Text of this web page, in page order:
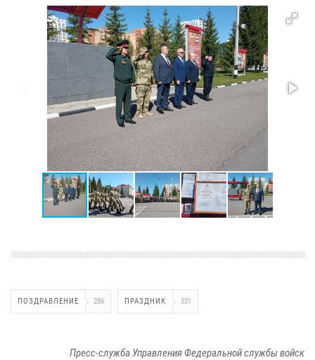
ПОЗДРАВЛЕНИЕ 286 ПРАЗДНИК 331
Пресс-служба Управления Федеральной службы войск